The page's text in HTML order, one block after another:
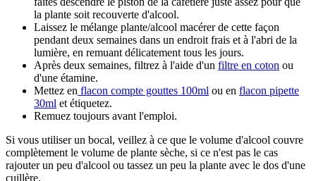
la plante soit recouverte d'alcool.
Laissez le mélange plante/alcool macérer de cette façon
pendant deux semaines dans un endroit frais et à l'abri de la
lumière, en remuant délicatement tous les jours.
Après deux semaines, filtrez à l'aide d'un filtre en coton ou
d'une étamine.
Mettez en flacon compte gouttes 100ml ou en flacon pipette
30ml et étiquetez.
Remuez toujours avant l'emploi.
Si vous utiliser un bocal, veillez à ce que le volume d'alcool couvre
complètement le volume de plante sèche, si ce n'est pas le cas
rajouter un peu d'alcool ou tassez un peu la plante avec le dos d'une
cuillère.